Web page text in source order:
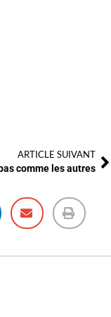
ARTICLE SUIVANT
comme les autres